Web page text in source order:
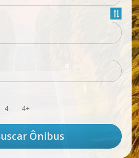
4 4+